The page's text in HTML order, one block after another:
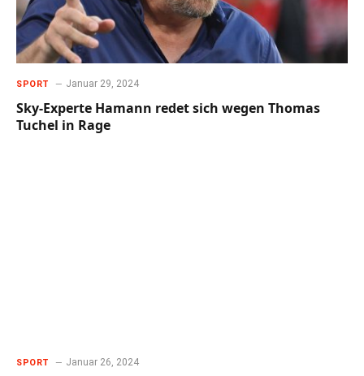
SPORT Januar 29, 2024
Sky-Experte Hamann redet sich wegen Thomas
Tuchel in Rage
SPORT Januar 26, 2024